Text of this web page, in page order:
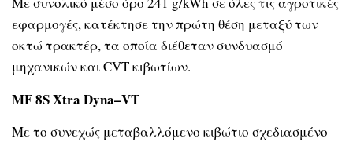
εφαρμογές, κατέκτησε την πρώτη θέση μεταξύ των
οκτώ τρακτέρ, τα οποία διέθεταν συνδυασμό
μηχανικών και CVT κιβωτίων.
MF8SXtra Dyna–VT
Με το συνεχώς μεταβαλλόμενο κιβώτιο σχεδιασμένο